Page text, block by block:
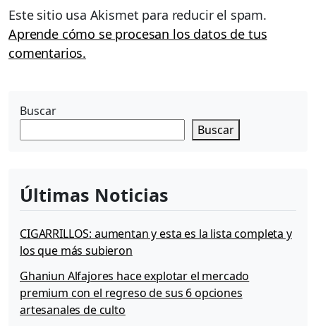
Este sitio usa Akismet para reducir el spam.
Aprende cómo se procesan los datos de tus
comentarios.
Buscar
Buscar
Últimas Noticias
CIGARRILLOS: aumentan y esta es la lista completa y
los que más subieron
Ghaniun Alfajores hace explotar el mercado
premium con el regreso de sus 6 opciones
artesanales de culto